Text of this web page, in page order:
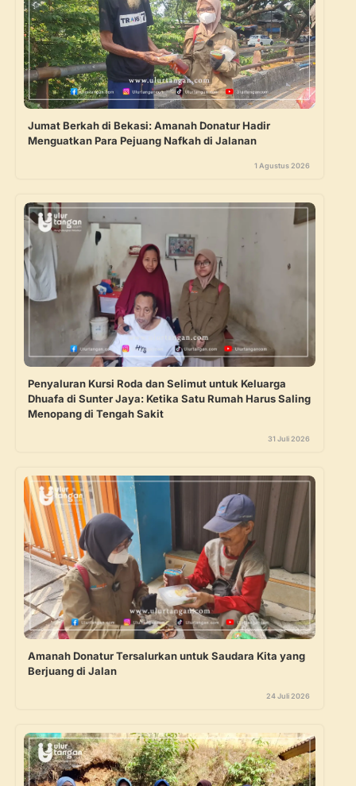
Jumat Berkah di Bekasi: Amanah Donatur Hadir
Menguatkan Para Pejuang Nafkah di Jalanan
1 Agustus 2026
Penyaluran Kursi Roda dan Selimut untuk Keluarga
Dhuafa di Sunter Jaya: Ketika Satu Rumah Harus Saling
Menopang di Tengah Sakit
31 Juli 2026
Amanah Donatur Tersalurkan untuk Saudara Kita yang
Berjuang di Jalan
24 Juli 2026